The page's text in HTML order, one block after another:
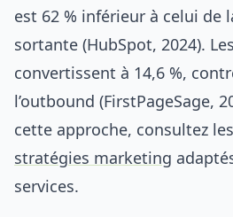
est 62 % inférieur à celui de
sortante (HubSpot, 2024).
convertissent à 14,6 %,
l’outbound (FirstPageSage,
cette approche, consultez les
stratégies marketing
services.